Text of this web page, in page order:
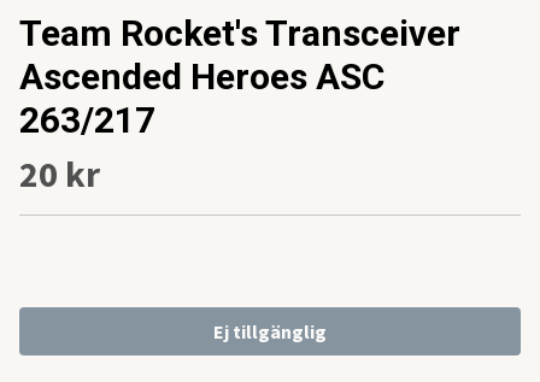
Team Rocket's Transceiver
Ascended Heroes ASC
263/217
20 kr
Ej tillgänglig